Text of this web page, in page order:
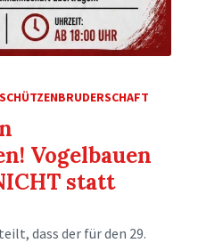
Vogelbauen
statt
dass der für den 29.